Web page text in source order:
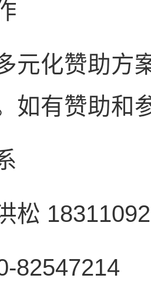
元化赞助方
如有赞助和
松
82547214